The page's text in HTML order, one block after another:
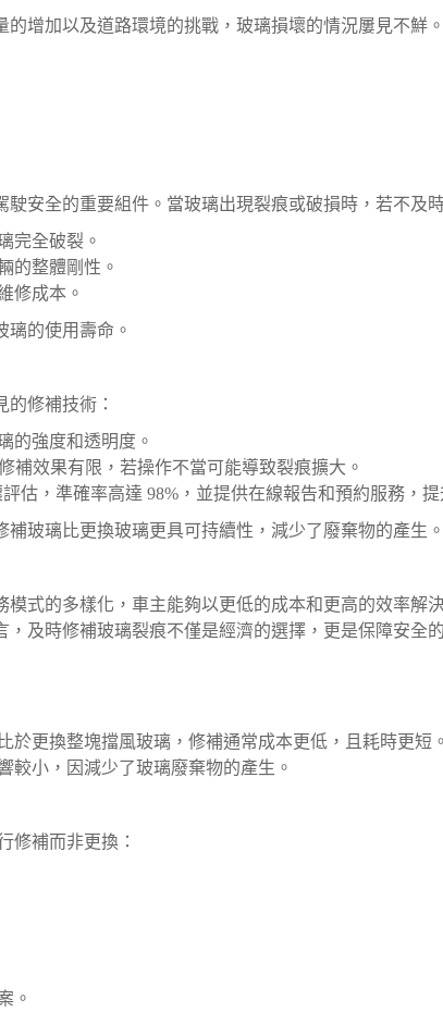
增加以及道路環境的挑戰，玻璃損壞的情況屢見不鮮
安全的重要組件。當玻璃出現裂痕或破損時，若不及
完全破裂。
的整體剛性。
修成本。
的使用壽命。
修補技術：
的強度和透明度。
補效果有限，若操作不當可能導致裂痕擴大。
估，準確率高達 98%，並提供在線報告和預約服務，提
玻璃比更換玻璃更具可持續性，減少了廢棄物的產生。
式的多樣化，車主能夠以更低的成本和更高的效率解
及時修補玻璃裂痕不僅是經濟的選擇，更是保障安全
更換整塊擋風玻璃，修補通常成本更低，且耗時更短
較小，因減少了玻璃廢棄物的產生。
修補而非更換：
。